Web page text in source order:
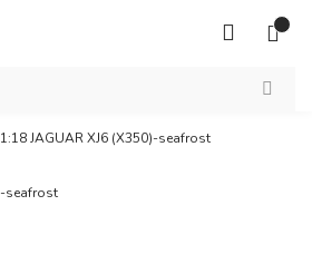
1:18 JAGUAR XJ6 (X350)-seafrost